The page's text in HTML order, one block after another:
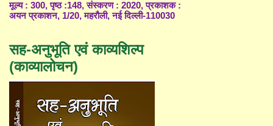
मूल्य : 300, पृष्ठ :148, संस्करण : 2020, प्रकाशक :
अयन प्रकाशन, 1/20, महरौली, नई दिल्ली-110030
सह-अनुभूति एवं काव्यशिल्प
(काव्यालोचन)